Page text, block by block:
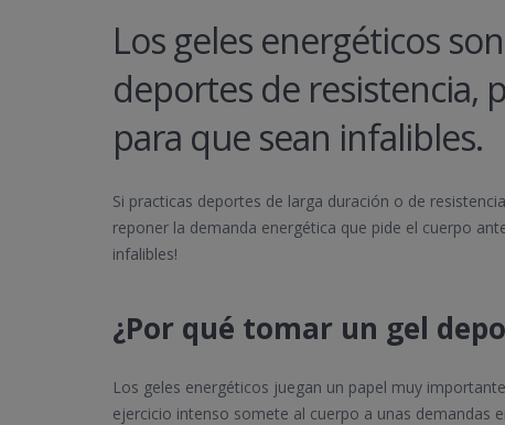
Los geles energéticos
deportes de resistencia,
para que sean infalibles.
Si practicas deportes de larga duración o de
reponer la demanda energética que pide el cuerpo
infalibles!
¿Por qué tomar un gel
Los geles energéticos juegan un papel muy
ejercicio intenso somete al cuerpo a unas demandas